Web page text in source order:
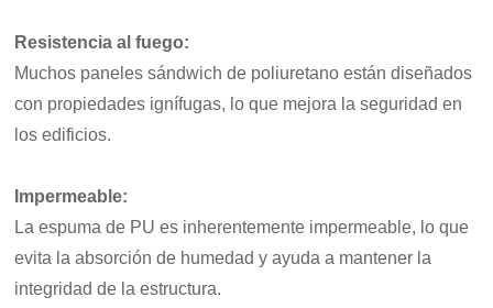
Resistencia al fuego:
Muchos paneles sándwich de poliuretano están diseñados
con propiedades ignífugas, lo que mejora la seguridad en
los edificios.
Impermeable:
La espuma de PU es inherentemente impermeable, lo que
evita la absorción de humedad y ayuda a mantener la
integridad de la estructura.